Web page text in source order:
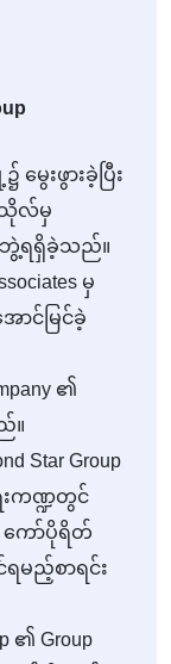
ေးဖွားခဲ့ပြီး
သိုလ်မှ
ဘွဲ့ရရှိခဲ့သည်။
မှ
ောင်မြင်ခဲ့
၏
။
Star Group
းကဏ္ဍတွင်
ကော်ပိုရိတ်
ရမည့်စာရင်း
၏ Group